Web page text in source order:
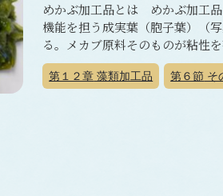
めかぶ加工品とは めかぶ加工
機能を担う成実葉（胞子葉）（
る。メカブ原料そのものが粘性
第１２章 藻類加工品 第６節 そ